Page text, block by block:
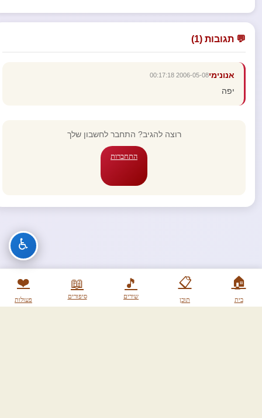
🏠
בית
📋
תוכן
🎵
שירים
📖
סיפורים
❤️
פעולות
💬 תגובות (1)
אנונימי2006-05-08 00:17:18
יפה
רוצה להגיב? התחבר לחשבון שלך
התחברות
♿